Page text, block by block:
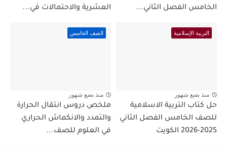
الخامس الفصل الثاني...
العشرية والاحتمالات في...
التربية الإسلامية
منذ بضع شهور
حل كتاب التربية الاسلامية
للصف الخامس الفصل الثاني
2025-2026 الكويت
الصف الخامس
منذ بضع شهور
ملخص دروس انتقال الحرارة
والتمدد والانكماش الحراري
في العلوم للصف...